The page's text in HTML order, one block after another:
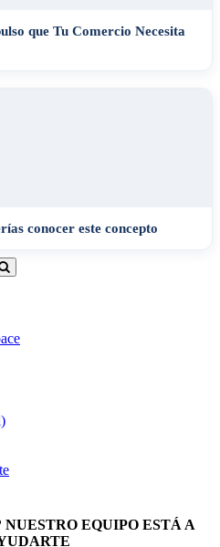
que Tu Comercio Necesita
conocer este concepto
EQUIPO ESTÁ A